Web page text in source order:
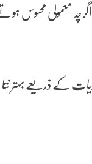
معمولی محسوس
کے ذریعے